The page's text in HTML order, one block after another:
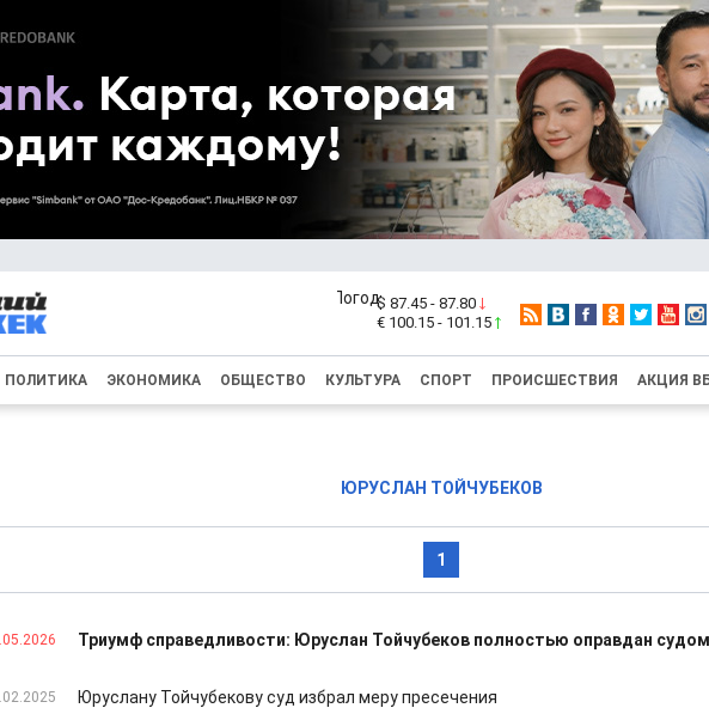
$ 87.45 - 87.80
€ 100.15 - 101.15
ПОЛИТИКА ЭКОНОМИКА ОБЩЕСТВО КУЛЬТУРА СПОРТ ПРОИСШЕСТВИЯ АКЦИЯ
ЮРУСЛАН ТОЙЧУБЕКОВ
1
Триумф справедливости: Юруслан Тойчубеков полностью оправдан судом
Юруслану Тойчубекову суд избрал меру пресечения